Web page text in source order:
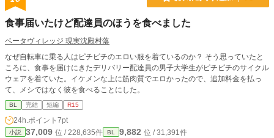
食事届いたけど配達員のほうを食べました
ベータヴィレッジ 現実沈殿村落
なぜ自転車に乗る人はピチピチのエロい服を着ているのか？ そう思っていたと
ころに、食事を届けにきたデリバリー配達員の男子大学生がピチピチのサイクル
ウェアを着ていた。イケメンな上に筋肉質でエロかったので、追加料金を払っ
て、メシではなく彼を食べることにした。
BL 完結 短編 R15
24h.ポイント 7pt
小説 37,009 位 / 228,635件 BL 9,882 位 / 31,391件